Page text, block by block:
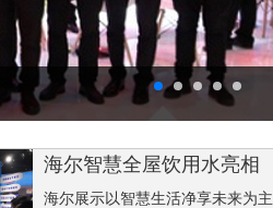
海尔智慧全屋饮用水亮相
海尔展示以智慧生活净享未来为主